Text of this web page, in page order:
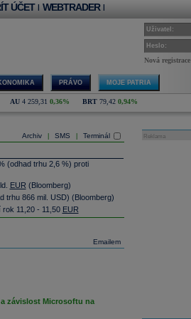
ÚČET | WEBTRADER |
Uživatel:
Heslo:
Nová registrace
PRÁVO MOJE PATRIA
AU 4 259,31 0,36% BRT 79,42 0,94%
Archiv SMS Terminál
(odhad trhu 2,6 %) proti
EUR (Bloomberg)
trhu 866 mil. USD) (Bloomberg)
11,20 - 11,50 EUR
pozitivní hodnotu. Plánuje
Emailem
závislost Microsoftu na
Reklama